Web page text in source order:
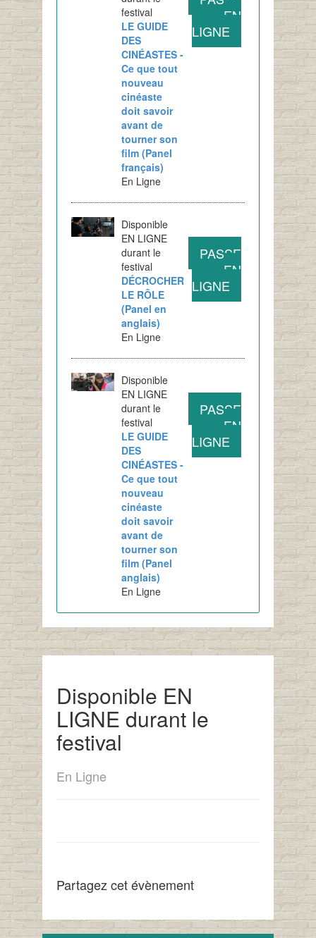
festival
LE GUIDE
DES
CINÉASTES -
Ce que tout
nouveau
cinéaste
doit savoir
avant de
tourner son
film (Panel
français)
En Ligne
EN
LIGNE
Disponible
EN LIGNE
durant le
festival
DÉCROCHER
LE RÔLE
(Panel en
anglais)
En Ligne
PASSE
EN
LIGNE
Disponible
EN LIGNE
durant le
festival
LE GUIDE
DES
CINÉASTES -
Ce que tout
nouveau
cinéaste
doit savoir
avant de
tourner son
film (Panel
anglais)
En Ligne
PASSE
EN
LIGNE
Disponible EN
LIGNE durant le
festival
En Ligne
Partagez cet évènement